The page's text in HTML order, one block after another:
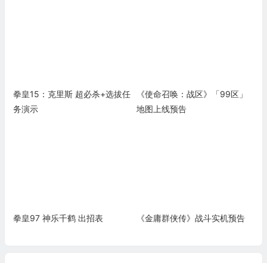
拳皇15：克里斯 超必杀+选拔任
务演示
《使命召唤：战区》「99区」
地图上线预告
拳皇97 神乐千鹤 出招表 《金庸群侠传》战斗实机预告